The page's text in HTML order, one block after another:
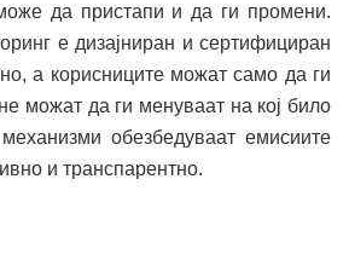
да пристапи и да ги промени.
е дизајниран и сертифициран
а корисниците можат само да ги
можат да ги менуваат на кој било
обезбедуваат емисиите
и транспарентно.